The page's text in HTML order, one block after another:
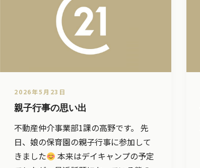
2026年5月23日
親子行事の思い出
不動産仲介事業部1課の高野です。 先
日、娘の保育園の親子行事に参加して
きました
本来はデイキャンプの予定